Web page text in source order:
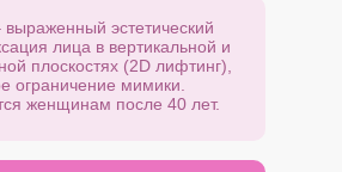
эстетический
лица в вертикальной и
плоскостях (2D лифтинг),
ограничение мимики.
женщинам после 40 лет.